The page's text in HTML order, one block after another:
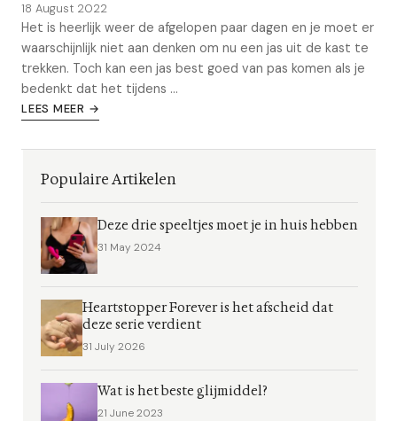
18 August 2022
Het is heerlijk weer de afgelopen paar dagen en je moet er
waarschijnlijk niet aan denken om nu een jas uit de kast te
trekken. Toch kan een jas best goed van pas komen als je
bedenkt dat het tijdens ...
LEES MEER →
Populaire Artikelen
Deze drie speeltjes moet je in huis hebben
31 May 2024
Heartstopper Forever is het afscheid dat
deze serie verdient
31 July 2026
Wat is het beste glijmiddel?
21 June 2023